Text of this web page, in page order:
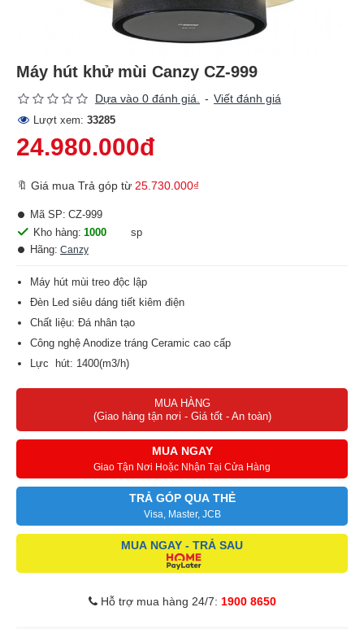
Máy hút khử mùi Canzy CZ-999
Dựa vào 0 đánh giá. - Viết đánh giá
Lượt xem: 33285
24.980.000đ
🔖 Giá mua Trả góp từ 25.730.000₫
Kho hàng: 1000
sp
Hãng: Canzy
Mã SP: CZ-999
Máy hút mùi treo độc lập
Đèn Led siêu dáng tiết kiêm điện
Chất liệu: Đá nhân tạo
Công nghệ Anodize tráng Ceramic cao cấp
Lực hút: 1400(m3/h)
Kích thước:526x380mm
MUA HÀNG
(Giao hàng tận nơi - Giá tốt - An toàn)
MUA NGAY
Giao Tận Nơi Hoặc Nhận Tại Cửa Hàng
TRẢ GÓP QUA THẺ
Visa, Master, JCB
MUA NGAY - TRẢ SAU
Hỗ trợ mua hàng 24/7: 1900 8650